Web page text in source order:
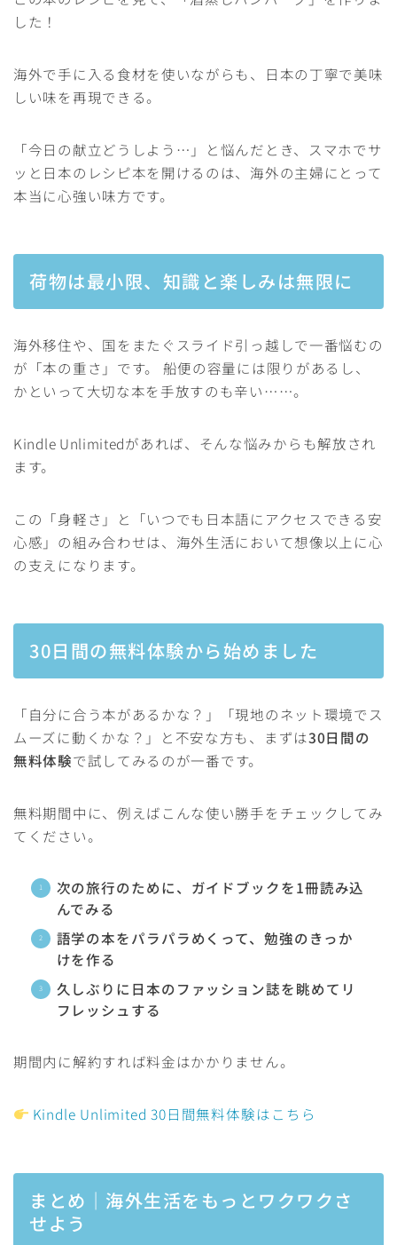
した！
海外で手に入る食材を使いながらも、日本の丁寧で美味
しい味を再現できる。
「今日の献立どうしよう…」と悩んだとき、スマホでサ
ッと日本のレシピ本を開けるのは、海外の主婦にとって
本当に心強い味方です。
荷物は最小限、知識と楽しみは無限に
海外移住や、国をまたぐスライド引っ越しで一番悩むの
が「本の重さ」です。 船便の容量には限りがあるし、
かといって大切な本を手放すのも辛い……。
Kindle Unlimitedがあれば、そんな悩みからも解放され
ます。
この「身軽さ」と「いつでも日本語にアクセスできる安
心感」の組み合わせは、海外生活において想像以上に心
の支えになります。
30日間の無料体験から始めました
「自分に合う本があるかな？」「現地のネット環境でス
ムーズに動くかな？」と不安な方も、まずは30日間の
無料体験で試してみるのが一番です。
無料期間中に、例えばこんな使い勝手をチェックしてみ
てください。
次の旅行のために、ガイドブックを1冊読み込
んでみる
語学の本をパラパラめくって、勉強のきっか
けを作る
久しぶりに日本のファッション誌を眺めてリ
フレッシュする
期間内に解約すれば料金はかかりません。
Kindle Unlimited 30日間無料体験はこちら
まとめ｜海外生活をもっとワクワクさ
せよう